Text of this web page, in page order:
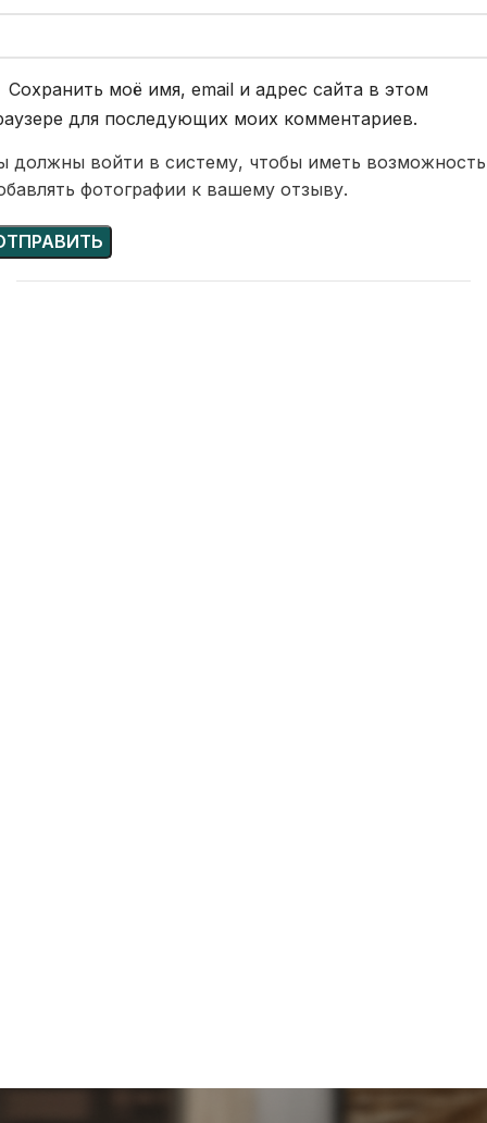
Сохранить моё имя, email и адрес сайта в этом
для последующих моих комментариев.
должны войти в систему, чтобы иметь возможность
фотографии к вашему отзыву.